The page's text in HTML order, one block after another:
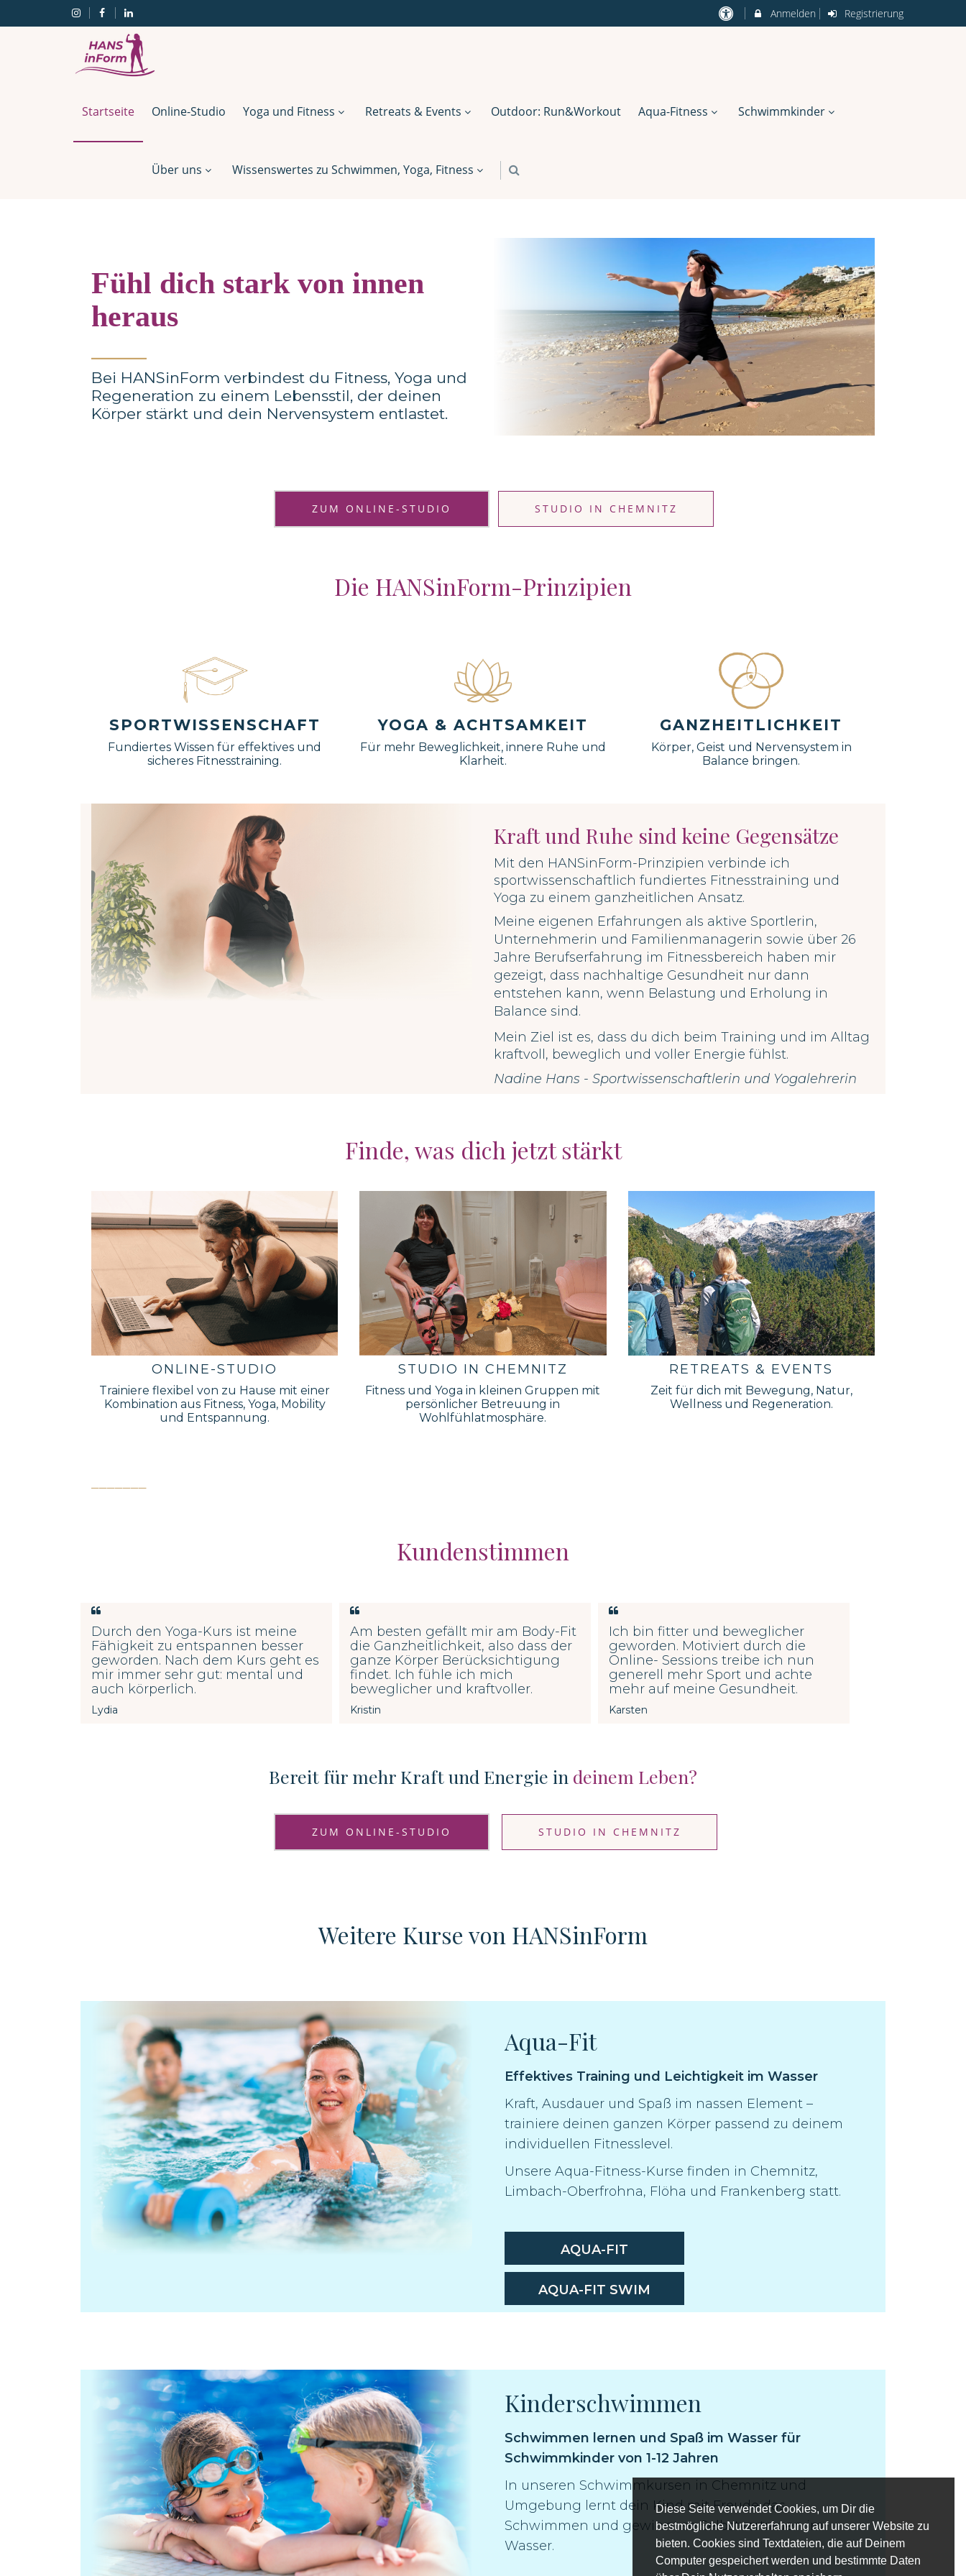
Diese Seite verwendet Cookies, um Dir die
bestmögliche Nutzererfahrung auf unserer Website zu
bieten. Cookies sind Textdateien, die auf Deinem
Computer gespeichert werden und bestimmte Daten
Anmelden Registrierung
Startseite Online-Studio Yoga und Fitness Retreats & Events Outdoor: Run&Workout Aqua-Fitness Schwimmkinder
Über uns Wissenswertes zu Schwimmen, Yoga, Fitness
Fühl dich stark von innen
heraus
_______
Bei HANSinForm verbindest du Fitness, Yoga und
Regeneration zu einem Lebensstil, der deinen
Körper stärkt und dein Nervensystem entlastet.
ZUM ONLINE-STUDIO STUDIO IN CHEMNITZ
Die HANSinForm-Prinzipien
SPORTWISSENSCHAFT
Fundiertes Wissen für effektives und
sicheres Fitnesstraining.
YOGA & ACHTSAMKEIT
Für mehr Beweglichkeit, innere Ruhe und
Klarheit.
GANZHEITLICHKEIT
Körper, Geist und Nervensystem in
Balance bringen.
Kraft und Ruhe sind keine Gegensätze
Mit den HANSinForm-Prinzipien verbinde ich
sportwissenschaftlich fundiertes Fitnesstraining und
Yoga zu einem ganzheitlichen Ansatz.
Meine eigenen Erfahrungen als aktive Sportlerin,
Unternehmerin und Familienmanagerin sowie über 26
Jahre Berufserfahrung im Fitnessbereich haben mir
gezeigt, dass nachhaltige Gesundheit nur dann
entstehen kann, wenn Belastung und Erholung in
Balance sind.
Mein Ziel ist es, dass du dich beim Training und im Alltag
kraftvoll, beweglich und voller Energie fühlst.
Nadine Hans - Sportwissenschaftlerin und Yogalehrerin
Finde, was dich jetzt stärkt
ONLINE-STUDIO
Trainiere flexibel von zu Hause mit einer
Kombination aus Fitness, Yoga, Mobility
und Entspannung.
STUDIO IN CHEMNITZ
Fitness und Yoga in kleinen Gruppen mit
persönlicher Betreuung in
Wohlfühlatmosphäre.
RETREATS & EVENTS
Zeit für dich mit Bewegung, Natur,
Wellness und Regeneration.
Kundenstimmen
Durch den Yoga-Kurs ist meine
Fähigkeit zu entspannen besser
geworden. Nach dem Kurs geht es
mir immer sehr gut: mental und
auch körperlich.
Lydia
Am besten gefällt mir am Body-Fit
die Ganzheitlichkeit, also dass der
ganze Körper Berücksichtigung
findet. Ich fühle ich mich
beweglicher und kraftvoller.
Kristin
Ich bin fitter und beweglicher
geworden. Motiviert durch die
Online- Sessions treibe ich nun
generell mehr Sport und achte
mehr auf meine Gesundheit.
Karsten
Bereit für mehr Kraft und Energie in deinem Leben?
ZUM ONLINE-STUDIO STUDIO IN CHEMNITZ
Weitere Kurse von HANSinForm
Aqua-Fit
Effektives Training und Leichtigkeit im Wasser
Kraft, Ausdauer und Spaß im nassen Element –
trainiere deinen ganzen Körper passend zu deinem
individuellen Fitnesslevel.
Unsere Aqua-Fitness-Kurse finden in Chemnitz,
Limbach-Oberfrohna, Flöha und Frankenberg statt.
AQUA-FIT
AQUA-FIT SWIM
Kinderschwimmen
Schwimmen lernen und Spaß im Wasser für
Schwimmkinder von 1-12 Jahren
In unseren Schwimmkursen in Chemnitz und
Umgebung lernt dein Kind mit Freude das
Schwimmen und gewinnt so Selbstvertrauen im
Wasser.